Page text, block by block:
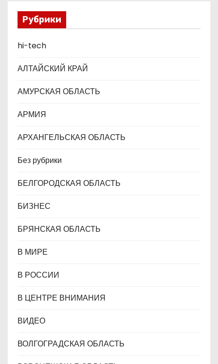
а
п
и
с
я
м
Рубрики
hi-tech
АЛТАЙСКИЙ КРАЙ
АМУРСКАЯ ОБЛАСТЬ
АРМИЯ
АРХАНГЕЛЬСКАЯ ОБЛАСТЬ
Без рубрики
БЕЛГОРОДСКАЯ ОБЛАСТЬ
БИЗНЕС
БРЯНСКАЯ ОБЛАСТЬ
В МИРЕ
В РОССИИ
В ЦЕНТРЕ ВНИМАНИЯ
ВИДЕО
ВОЛГОГРАДСКАЯ ОБЛАСТЬ